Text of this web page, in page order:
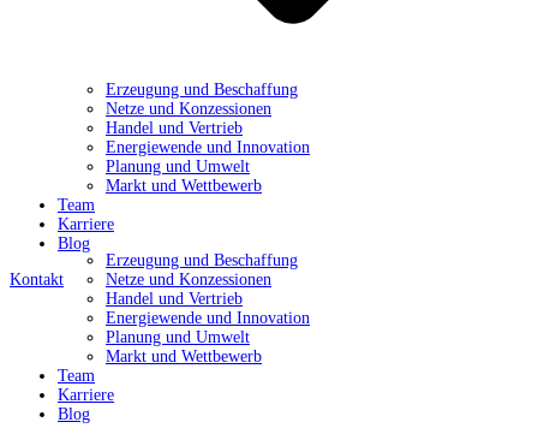
Erzeugung und Beschaffung
Netze und Konzessionen
Handel und Vertrieb
Energiewende und Innovation
Planung und Umwelt
Markt und Wettbewerb
Team
Karriere
Blog
Erzeugung und Beschaffung
Netze und Konzessionen
Handel und Vertrieb
Energiewende und Innovation
Planung und Umwelt
Markt und Wettbewerb
Team
Karriere
Blog
Kontakt